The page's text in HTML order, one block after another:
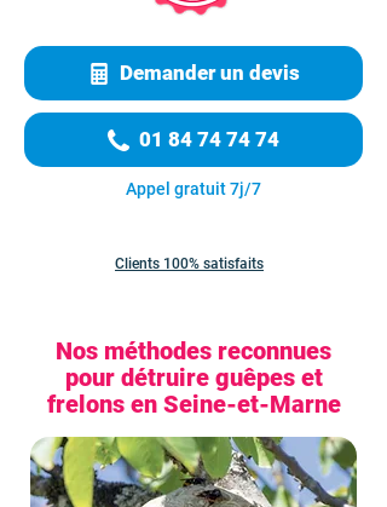
Demander un devis
01 84 74 74 74
Appel gratuit 7j/7
Clients 100% satisfaits
Nos méthodes reconnues
pour détruire guêpes et
frelons en Seine-et-Marne